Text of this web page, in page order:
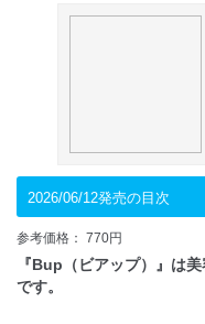
2026/06/12発売の目次
参考価格： 770円
『Bup（ビアップ）』は
です。